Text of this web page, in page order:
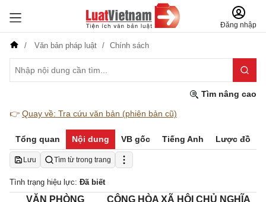
Đăng nhập
Văn bản pháp luật Chính sách
Tìm nâng cao
👉 Quay về: Tra cứu văn bản (phiên bản cũ)
Tổng quan Nội dung VB gốc Tiếng Anh Lược đồ
Lưu Tìm từ trong trang
Tình trạng hiệu lực: Đã biết
VĂN PHÒNG
CỘNG HÒA XÃ HỘI CHỦ NGHĨA